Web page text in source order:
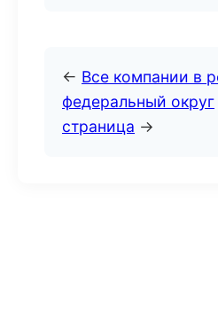
← Все компании в
федеральный округ
страница →